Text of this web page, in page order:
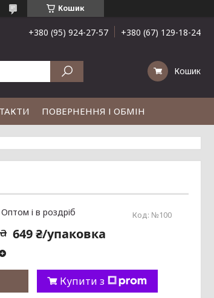
Кошик
+380 (95) 924-27-57 +380 (67) 129-18-24
Кошик
ПОВЕРНЕННЯ І ОБМІН
Оптом і в роздріб Код: №100
649 ₴/упаковка
Купити з